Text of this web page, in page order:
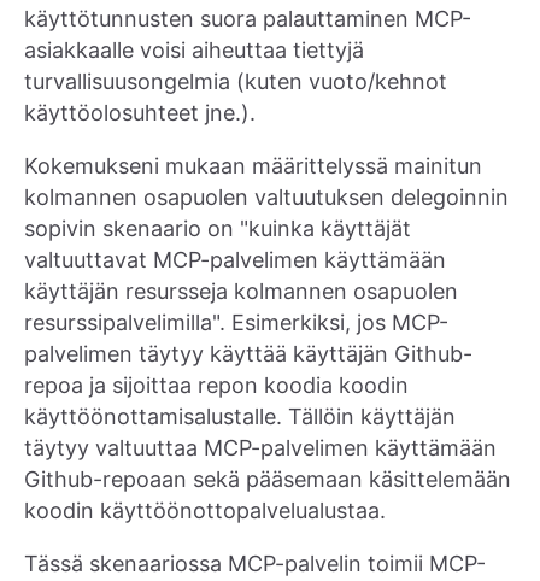
käyttötunnusten suora palauttaminen MCP-
asiakkaalle voisi aiheuttaa tiettyjä
turvallisuusongelmia (kuten vuoto/kehnot
käyttöolosuhteet jne.).
Kokemukseni mukaan määrittelyssä mainitun
kolmannen osapuolen valtuutuksen delegoinnin
sopivin skenaario on "kuinka käyttäjät
valtuuttavat MCP-palvelimen käyttämään
käyttäjän resursseja kolmannen osapuolen
resurssipalvelimilla". Esimerkiksi, jos MCP-
palvelimen täytyy käyttää käyttäjän Github-
repoa ja sijoittaa repon koodia koodin
käyttöönottamisalustalle. Tällöin käyttäjän
täytyy valtuuttaa MCP-palvelimen käyttämään
Github-repoaan sekä pääsemaan käsittelemään
koodin käyttöönottopalvelualustaa.
Tässä skenaariossa MCP-palvelin toimii MCP-